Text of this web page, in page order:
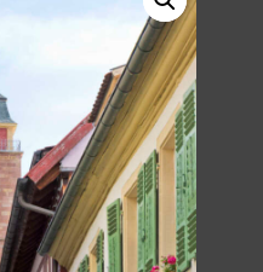
IHR BILD